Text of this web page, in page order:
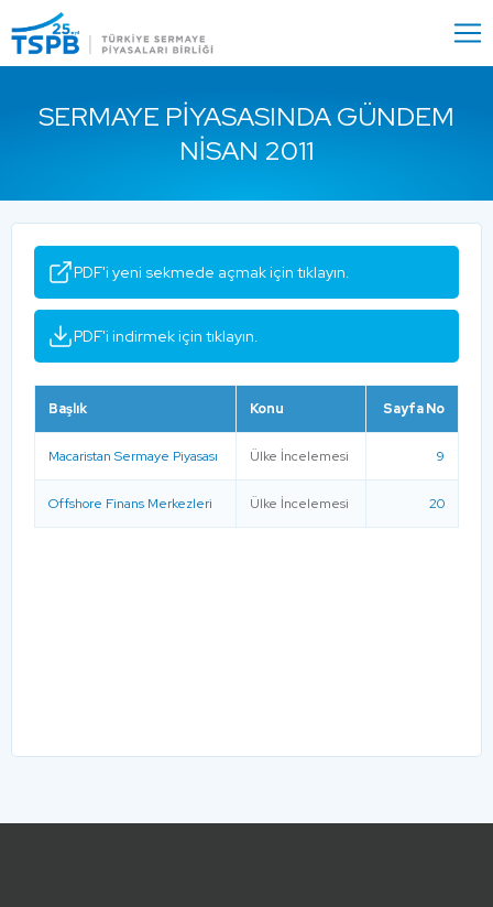
Close
SERMAYE PIYASASINDA GÜNDEM
NISAN 2011
PDF'i yeni sekmede açmak için tıklayın.
PDF'i indirmek için tıklayın.
Başlık Konu Sayfa No
Macaristan Sermaye Piyasası Ülke İncelemesi 9
Offshore Finans Merkezleri Ülke İncelemesi 20